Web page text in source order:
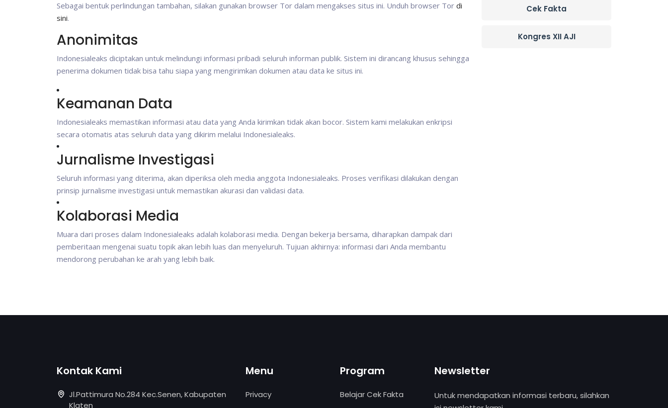
Sebagai bentuk perlindungan tambahan, silakan gunakan browser Tor dalam mengakses situs ini. Unduh browser Tor di
sini.
Anonimitas
Indonesialeaks diciptakan untuk melindungi informasi pribadi seluruh informan publik. Sistem ini dirancang khusus sehingga
penerima dokumen tidak bisa tahu siapa yang mengirimkan dokumen atau data ke situs ini.
Keamanan Data
Indonesialeaks memastikan informasi atau data yang Anda kirimkan tidak akan bocor. Sistem kami melakukan enkripsi
secara otomatis atas seluruh data yang dikirim melalui Indonesialeaks.
Jurnalisme Investigasi
Seluruh informasi yang diterima, akan diperiksa oleh media anggota Indonesialeaks. Proses verifikasi dilakukan dengan
prinsip jurnalisme investigasi untuk memastikan akurasi dan validasi data.
Kolaborasi Media
Muara dari proses dalam Indonesialeaks adalah kolaborasi media. Dengan bekerja bersama, diharapkan dampak dari
pemberitaan mengenai suatu topik akan lebih luas dan menyeluruh. Tujuan akhirnya: informasi dari Anda membantu
mendorong perubahan ke arah yang lebih baik.
Cek Fakta
Kongres XII AJI
Kontak Kami
Jl.Pattimura No.284 Kec.Senen, Kabupaten
Klaten
Menu
Privacy
Program
Belajar Cek Fakta
Newsletter
Untuk mendapatkan informasi terbaru, silahkan